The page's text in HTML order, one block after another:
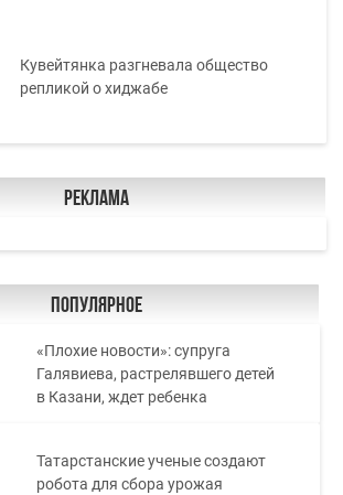
Кувейтянка разгневала общество
репликой о хиджабе
Реклама
Популярное
«Плохие новости»: супруга
Галявиева, растрелявшего детей
в Казани, ждет ребенка
Татарстанские ученые создают
робота для сбора урожая